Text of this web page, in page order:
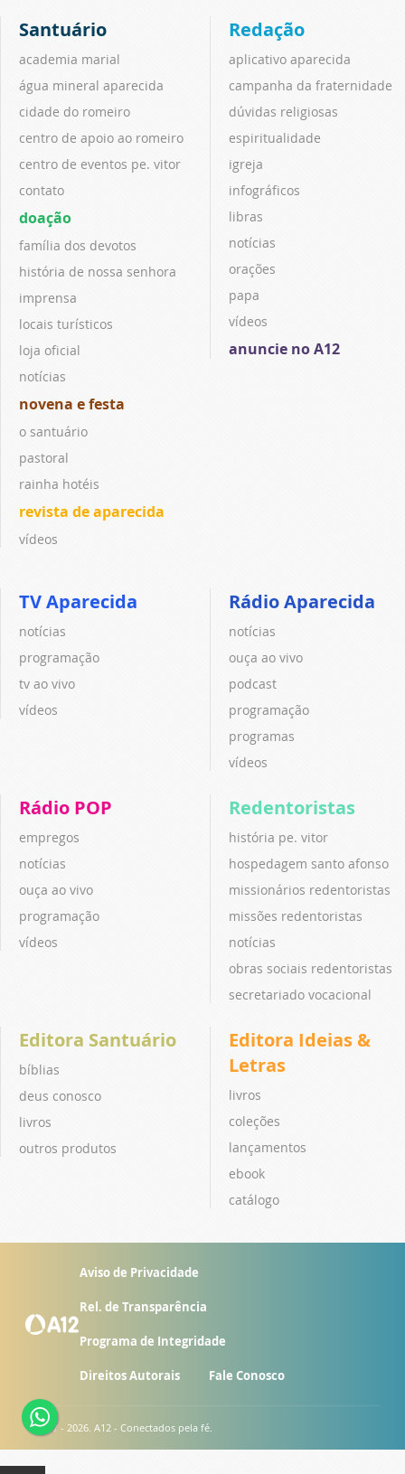
Santuário
academia marial
água mineral aparecida
cidade do romeiro
centro de apoio ao romeiro
centro de eventos pe. vitor
contato
doação
família dos devotos
história de nossa senhora
imprensa
locais turísticos
loja oficial
notícias
novena e festa
o santuário
pastoral
rainha hotéis
revista de aparecida
vídeos
Redação
aplicativo aparecida
campanha da fraternidade
dúvidas religiosas
espiritualidade
igreja
infográficos
libras
notícias
orações
papa
vídeos
anuncie no A12
TV Aparecida
notícias
programação
tv ao vivo
vídeos
Rádio Aparecida
notícias
ouça ao vivo
podcast
programação
programas
vídeos
Rádio POP
empregos
notícias
ouça ao vivo
programação
vídeos
Redentoristas
história pe. vitor
hospedagem santo afonso
missionários redentoristas
missões redentoristas
notícias
obras sociais redentoristas
secretariado vocacional
Editora Santuário
bíblias
deus conosco
livros
outros produtos
Editora Ideias &
Letras
livros
coleções
lançamentos
ebook
catálogo
Aviso de Privacidade
Rel. de Transparência
Programa de Integridade
Direitos Autorais Fale Conosco
© 2007 - 2026. A12 - Conectados pela fé.